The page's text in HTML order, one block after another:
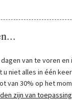
van te voren
u niet alles in één
van 30% op het
zijn van